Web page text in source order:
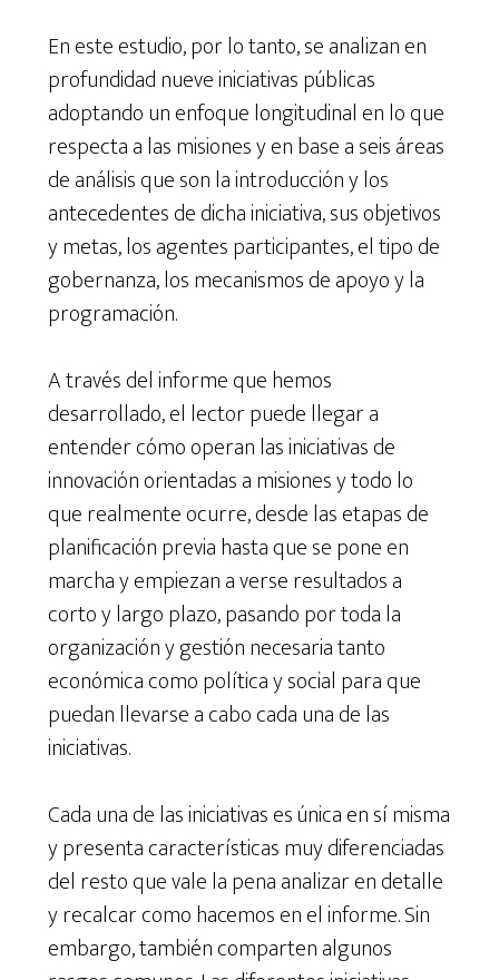
En este estudio, por lo tanto, se analizan en
profundidad nueve iniciativas públicas
adoptando un enfoque longitudinal en lo que
respecta a las misiones y en base a seis áreas
de análisis que son la introducción y los
antecedentes de dicha iniciativa, sus objetivos
y metas, los agentes participantes, el tipo de
gobernanza, los mecanismos de apoyo y la
programación.
A través del informe que hemos
desarrollado, el lector puede llegar a
entender cómo operan las iniciativas de
innovación orientadas a misiones y todo lo
que realmente ocurre, desde las etapas de
planificación previa hasta que se pone en
marcha y empiezan a verse resultados a
corto y largo plazo, pasando por toda la
organización y gestión necesaria tanto
económica como política y social para que
puedan llevarse a cabo cada una de las
iniciativas.
Cada una de las iniciativas es única en sí misma
y presenta características muy diferenciadas
del resto que vale la pena analizar en detalle
y recalcar como hacemos en el informe. Sin
embargo, también comparten algunos